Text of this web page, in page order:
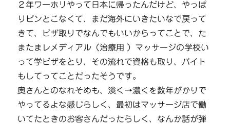
２年ワーホリやって日本に帰ったんだけど、やっぱ
りピンとこなくて、まだ海外にいきたいなで戻って
きて、ビザ取りでなんでもいいからってことで、た
またまレメディアル（治療用 ）マッサージの学校い
って学ビザをとり、その流れで資格も取り、バイト
もしてってことだったそうです。
奥さんとのなれそめも、淡く→濃くを数年がかりで
やってるよな感じらしく、最初はマッサージ店で働
いてたときのお客さんだったらしく、なんか話が弾